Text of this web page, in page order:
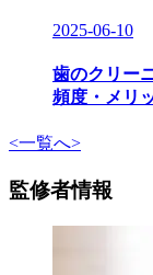
2025-06-10
歯のクリー
頻度・メリ
<一覧へ>
監修者情報